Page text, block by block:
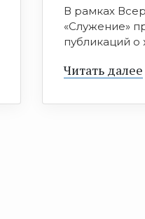
В рамках
«Служение»
публикаций о
Читать далее